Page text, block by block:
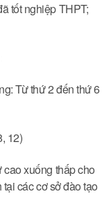
tốt nghiệp THPT;
Từ thứ 2 đến thứ 6
12)
cao xuống thấp cho
các cơ sở đào tạo